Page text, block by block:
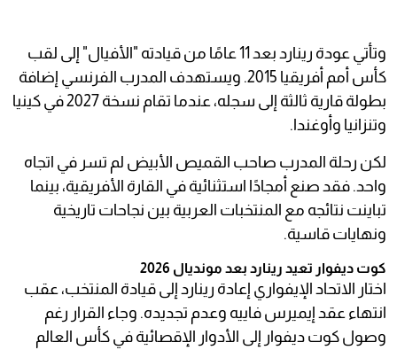
وتأتي عودة رينارد بعد 11 عامًا من قيادته "الأفيال" إلى لقب
كأس أمم أفريقيا 2015. ويستهدف المدرب الفرنسي إضافة
بطولة قارية ثالثة إلى سجله، عندما تقام نسخة 2027 في كينيا
وتنزانيا وأوغندا.
لكن رحلة المدرب صاحب القميص الأبيض لم تسر في اتجاه
واحد. فقد صنع أمجادًا استثنائية في القارة الأفريقية، بينما
تباينت نتائجه مع المنتخبات العربية بين نجاحات تاريخية
ونهايات قاسية.
كوت ديفوار تعيد رينارد بعد مونديال 2026
اختار الاتحاد الإيفواري إعادة رينارد إلى قيادة المنتخب، عقب
انتهاء عقد إيميرس فاييه وعدم تجديده. وجاء القرار رغم
وصول كوت ديفوار إلى الأدوار الإقصائية في كأس العالم